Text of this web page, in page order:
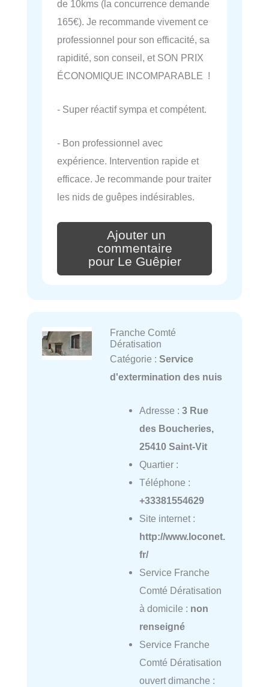
de 10kms (la concurrence demande
165€). Je recommande vivement ce
professionnel pour son efficacité, sa
rapidité, son conseil, et SON PRIX
ÉCONOMIQUE INCOMPARABLE !
- Super réactif sympa et compétent.
- Bon professionnel avec
expérience. Intervention rapide et
efficace. Je recommande pour traiter
les nids de guêpes indésirables.
Ajouter un
commentaire
pour Le Guêpier
Franche Comté
Dératisation
Catégorie : Service
d'extermination des nuis
Adresse : 3 Rue
des Boucheries,
25410 Saint-Vit
Quartier :
Téléphone :
+33381554629
Site internet :
http://www.loconet.
fr/
Service Franche
Comté Dératisation
à domicile : non
renseigné
Service Franche
Comté Dératisation
ouvert dimanche :